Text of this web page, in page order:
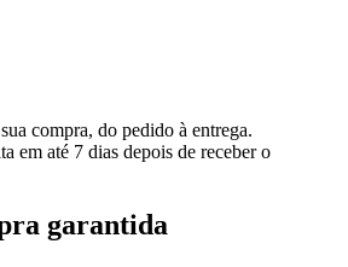
compra, do pedido à entrega.
em até 7 dias depois de receber o
garantida